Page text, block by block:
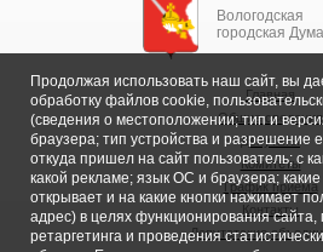
Вологодская
городская Дума
Главная
Общие сведения
Депутаты
Комитеты
График приема
Контакты
Депутатские
Продолжая использовать наш сайт, вы
обработку файлов cookie,
(сведения о местоположении; тип и
браузера; тип устройства и разрешение
откуда пришел на сайт пользователь; с
какой рекламе; язык ОС и браузера;
открывает и на какие кнопки нажимает
адрес) в целях функционирования сайта,
ретаргетинга и проведения